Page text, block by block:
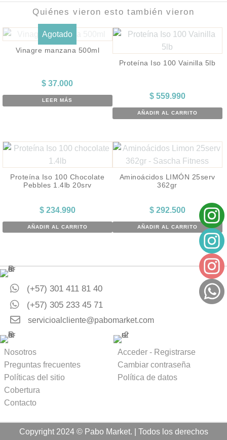
Quiénes vieron esto también vieron
Agotado
Vinagre manzana 500ml
$ 37.000
LEER MÁS
Proteína Iso 100 Vainilla 5lb
$559.990
AÑADIR AL CARRITO
Proteína Iso 100 Chocolate
Pebbles 1.4lb 20srv
$234.990
AÑADIR AL CARRITO
Aminoácidos LIMÓN 25serv
362gr
$292.500
AÑADIR AL CARRITO
(+57) 301 411 81 40
(+57) 305 233 45 71
servicioalcliente@pabomarket.com
Nosotros
Preguntas frecuentes
Políticas del sitio
Cobertura
Contacto
Acceder - Registrarse
Cambiar contraseña
Política de datos
Copyright 2024 © Pabo Market. | Todos los derechos